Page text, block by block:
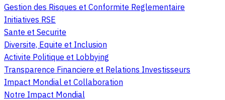
Gestion des Risques et Conformite Reglementaire
Initiatives RSE
Sante et Securite
Diversite, Equite et Inclusion
Activite Politique et Lobbying
Transparence Financiere et Relations Investisseurs
Impact Mondial et Collaboration
Notre Impact Mondial